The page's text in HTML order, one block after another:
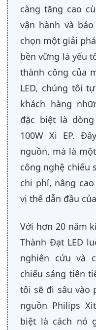
càng tăng cao
vận hành và
chọn một giải
bền vững là yếu
thành công của
LED, chúng tôi
khách hàng
đặc biệt là
100W Xi EP.
nguồn, mà là
công nghệ chiếu
chi phí, nâng
vị thế dẫn đầu
Với hơn 20 năm
Thành Đạt LED
nghiên cứu và
chiếu sáng tiên
tôi sẽ đi sâu vào
nguồn Philips
biệt là cách nó